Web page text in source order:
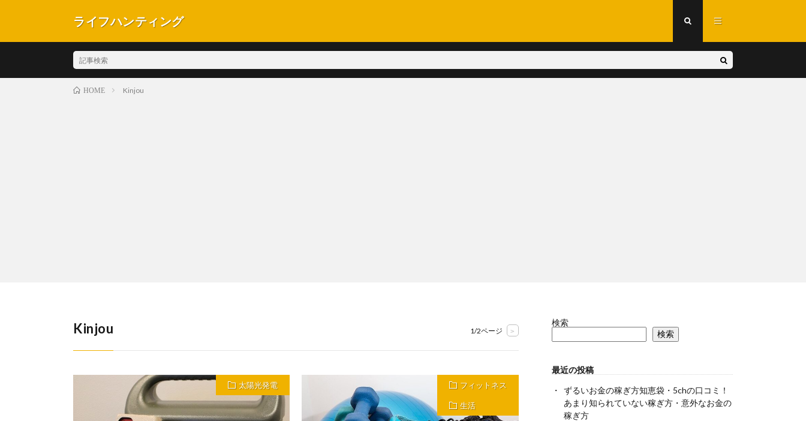
ライフハンティング
HOME Kinjou
Kinjou 1/2ページ >
太陽光発電 フィットネス
生活
検索
検索
最近の投稿
ずるいお金の稼ぎ方知恵袋・5chの口コミ！
あまり知られていない稼ぎ方・意外なお金の
稼ぎ方